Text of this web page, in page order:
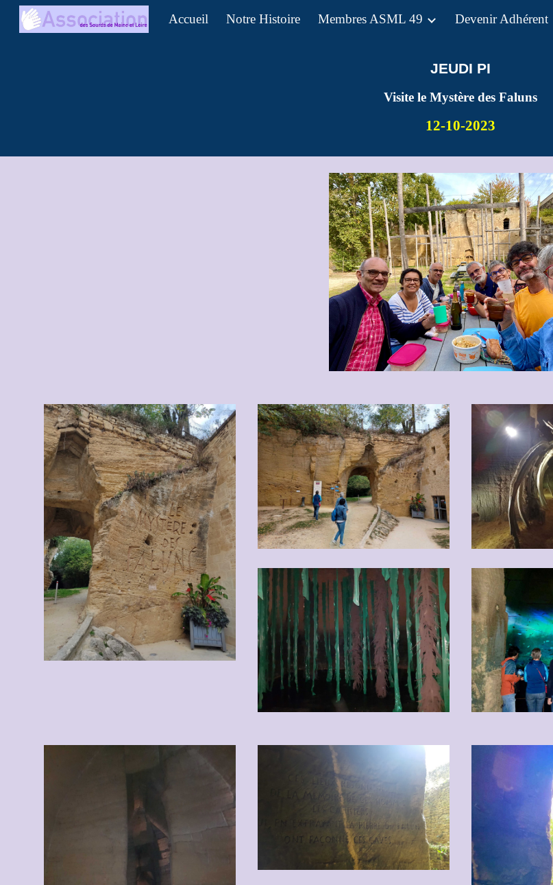
Skip to main content
Accueil Notre Histoire Membres ASML 49 Devenir Adhérent
JEUDI PI
Visite le Mystère des Faluns
12-10-2023